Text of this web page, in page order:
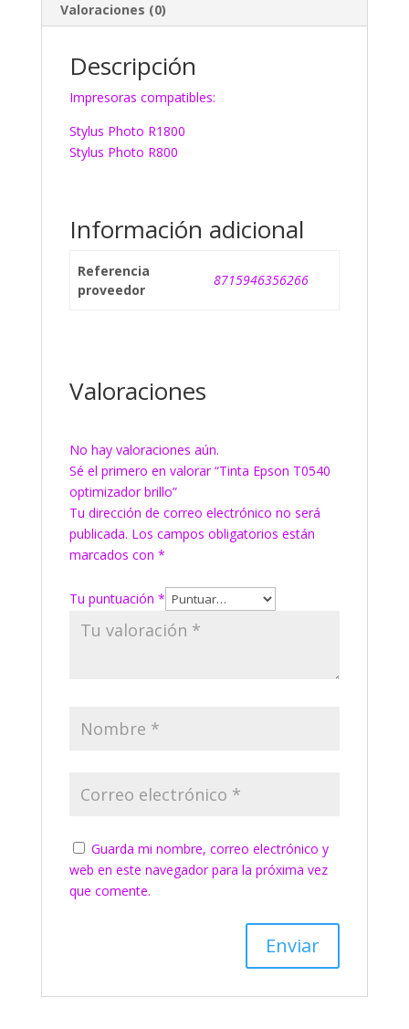
Valoraciones (0)
Descripción
Impresoras compatibles:
Stylus Photo R1800
Stylus Photo R800
Información adicional
Referencia
proveedor
8715946356266
Valoraciones
No hay valoraciones aún.
Sé el primero en valorar “Tinta Epson T0540
optimizador brillo”
Tu dirección de correo electrónico no será
publicada. Los campos obligatorios están
marcados con *
Tu puntuación *
Guarda mi nombre, correo electrónico y
web en este navegador para la próxima vez
que comente.